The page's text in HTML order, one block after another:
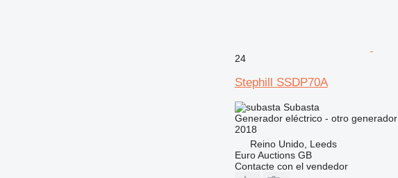
24
Stephill SSDP70A
Subasta
Generador eléctrico - otro generador
2018
Reino Unido, Leeds
Euro Auctions GB
Contacte con el vendedor